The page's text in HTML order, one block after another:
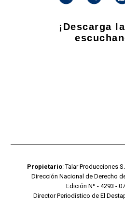
¡Descarga
Propietario: Talar Producciones
Dirección Nacional de Derecho
Edición Nº - 4293 -
Director Periodístico de El